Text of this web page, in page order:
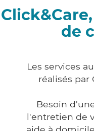
de
Les services
réalisés par
Besoin
l'entretien de